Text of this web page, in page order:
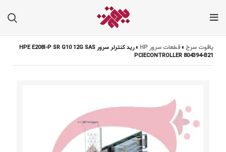
یاقوت سرخ »قطعات سرور HP »
رید کنترلر سرور HPE E208I-P SR G10 12G SAS
PCIECONTROLLER 804394-B21